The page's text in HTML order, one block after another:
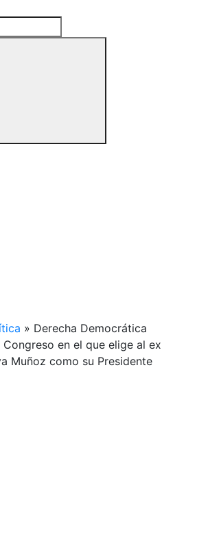
» Derecha Democrática
en el que elige al ex
Muñoz como su Presidente